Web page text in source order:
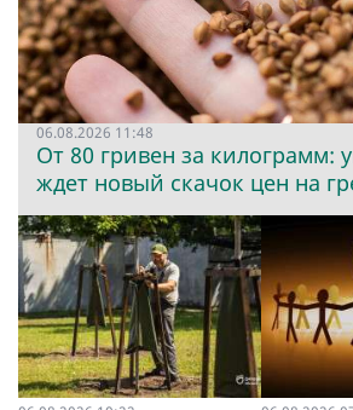
06.08.2026 11:48
От 80 гривен за килограмм:
ждет новый скачок цен на